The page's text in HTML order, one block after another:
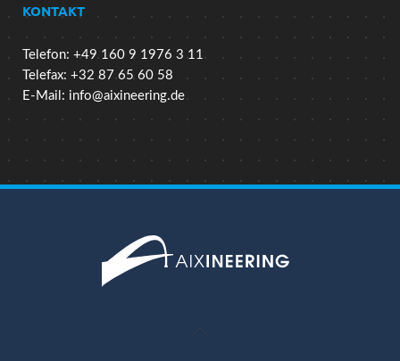
KONTAKT
Telefon: +49 160 9 1976 3 11
Telefax: +32 87 65 60 58
E-Mail: info@aixineering.de